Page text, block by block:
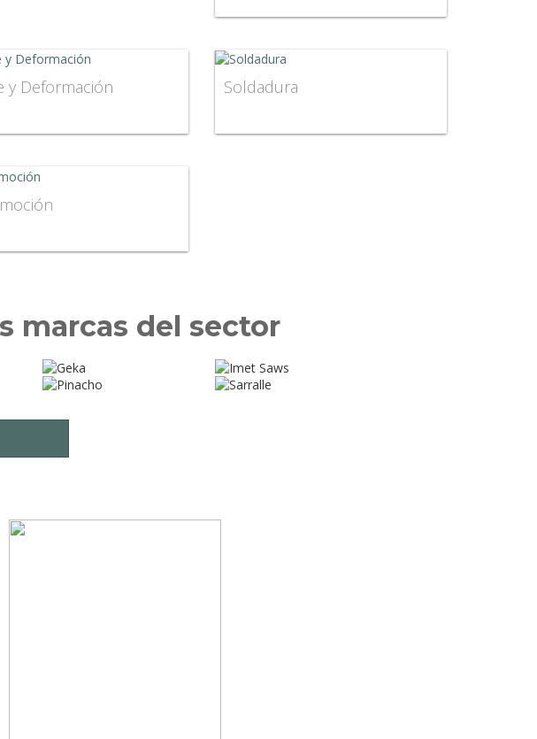
y Deformación Soldadura
marcas del sector